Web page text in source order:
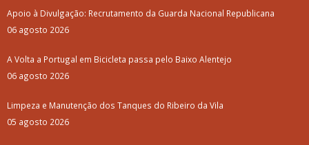
Apoio à Divulgação: Recrutamento da Guarda Nacional Republicana
06 agosto 2026
A Volta a Portugal em Bicicleta passa pelo Baixo Alentejo
06 agosto 2026
Limpeza e Manutenção dos Tanques do Ribeiro da Vila
05 agosto 2026